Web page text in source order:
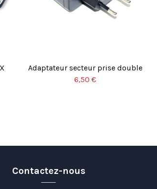
Adaptateur secteur prise double
6,50 €
Contactez-nous